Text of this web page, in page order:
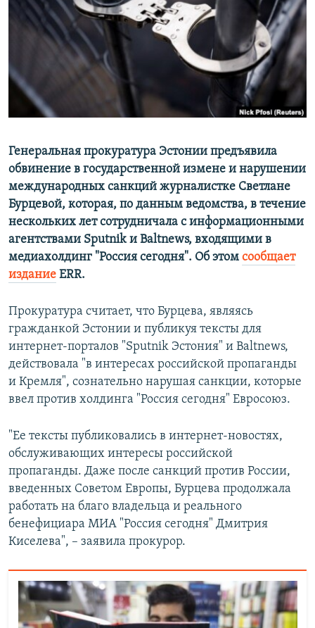
ПОБЕДИТЕЛЕЙ НЕ СУДЯТ?
КРЫМ.НЕПОКОРЕННЫЙ
УКРАИНСКАЯ ПРОБЛЕМА КРЫМА
ПРИСОЕДИНЯЙТЕСЬ!
Все сайты RFE/RL
Генеральная прокуратура Эстонии предъявила
обвинение в государственной измене и нарушении
международных санкций журналистке Светлане
Бурцевой, которая, по данным ведомства, в течение
нескольких лет сотрудничала с информационными
агентствами Sputnik и Baltnews, входящими в
медиахолдинг "Россия сегодня". Об этом сообщает
издание ERR.
Прокуратура считает, что Бурцева, являясь
гражданкой Эстонии и публикуя тексты для
интернет-порталов "Sputnik Эстония" и Baltnews,
действовала "в интересах российской пропаганды
и Кремля", сознательно нарушая санкции, которые
ввел против холдинга "Россия сегодня" Евросоюз.
"Ее тексты публиковались в интернет-новостях,
обслуживающих интересы российской
пропаганды. Даже после санкций против России,
введенных Советом Европы, Бурцева продолжала
работать на благо владельца и реального
бенефициара МИА "Россия сегодня" Дмитрия
Киселева", – заявила прокурор.